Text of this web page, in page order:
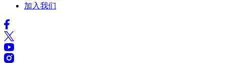
加入我们